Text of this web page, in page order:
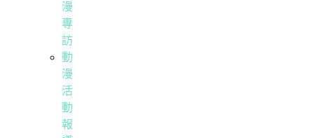
漫
專
訪
動
漫
活
動
報